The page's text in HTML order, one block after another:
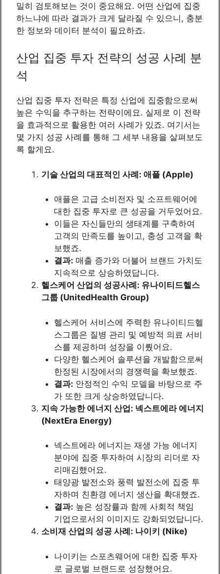
밀히 검토해보는 것이 중요해요. 어떤 산업에 집중
하느냐에 따라 결과가 크게 달라질 수 있으니, 충분
한 정보와 데이터 분석이 필요하죠.
산업 집중 투자 전략의 성공 사례 분
석
산업 집중 투자 전략은 특정 산업에 집중함으로써
높은 수익을 추구하는 전략이에요. 실제로 이 전략
을 효과적으로 활용한 여러 사례가 있죠. 여기서는
몇 가지 성공 사례를 통해 그 세부 내용을 살펴보도
록 할게요.
기술 산업의 대표적인 사례: 애플 (Apple)
애플은 고급 소비전자 및 소프트웨어에
대한 집중 투자로 큰 성공을 거두었어요.
이들은 자신들만의 생태계를 구축하여
고객의 만족도를 높이고, 충성 고객을 확
보했죠.
결과: 매출 증가와 더불어 브랜드 가치도
지속적으로 상승하였답니다.
헬스케어 산업의 성공사례: 유나이티드헬스
그룹 (UnitedHealth Group)
헬스케어 서비스에 주력한 유나이티드헬
스그룹은 질병 관리 및 예방적 의료 서비
스를 제공하며 성장을 이뤘어요.
다양한 헬스케어 솔루션을 개발함으로써
한정된 시장에서의 경쟁력을 확보했죠.
결과: 안정적인 수익 모델을 바탕으로 주
가 또한 크게 상승하였답니다.
지속 가능한 에너지 산업: 넥스트에라 에너지
(NextEra Energy)
넥스트에라 에너지는 재생 가능 에너지
분야에 집중 투자하여 시장의 리더로 자
리매김했어요.
태양광 발전소와 풍력 발전소에 집중 투
자하며 친환경 에너지 생산을 확대했죠.
결과: 높은 성장률과 함께 사회적 책임
기업으로서의 이미지도 강화되었답니다.
소비재 산업의 성공 사례: 나이키 (Nike)
나이키는 스포츠웨어에 대한 집중 투자
로 글로벌 브랜드로 성장했어요.